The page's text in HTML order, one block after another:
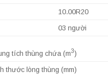
10.00R20
03 người
tích thùng chứa (m3)
thước lòng thùng (mm)